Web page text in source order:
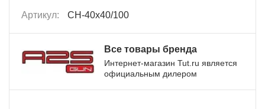
Артикул: CH-40x40/100
Все товары бренда
Интернет-магазин Tut.ru является
официальным дилером